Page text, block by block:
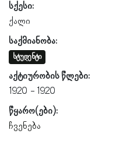
სქესი:
ქალი
საქმიანობა:
სტუდენტი
აქტიურობის წლები:
1920
1920
წყარო(ები):
ჩვენება